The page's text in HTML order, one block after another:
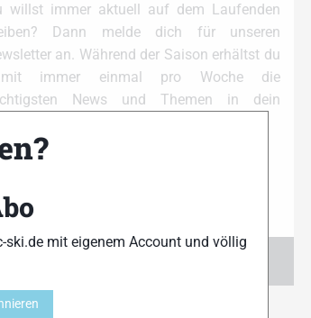
willst immer aktuell auf dem Laufenden
Dann melde dich für unseren
an. Während der Saison erhältst du
immer einmal pro Woche die
News und Themen in dein
ski.de mit eigenem Account und völlig